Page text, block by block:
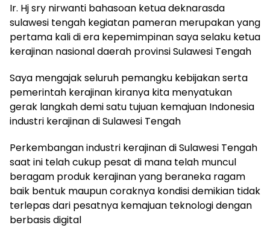
Ir. Hj sry nirwanti bahasoan ketua deknarasda
sulawesi tengah kegiatan pameran merupakan yang
pertama kali di era kepemimpinan saya selaku ketua
kerajinan nasional daerah provinsi Sulawesi Tengah
Saya mengajak seluruh pemangku kebijakan serta
pemerintah kerajinan kiranya kita menyatukan
gerak langkah demi satu tujuan kemajuan Indonesia
industri kerajinan di Sulawesi Tengah
Perkembangan industri kerajinan di Sulawesi Tengah
saat ini telah cukup pesat di mana telah muncul
beragam produk kerajinan yang beraneka ragam
baik bentuk maupun coraknya kondisi demikian tidak
terlepas dari pesatnya kemajuan teknologi dengan
berbasis digital